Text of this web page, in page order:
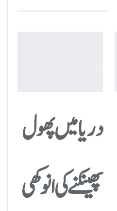
دریا میں پھول
پھینکنے کی انوکھی